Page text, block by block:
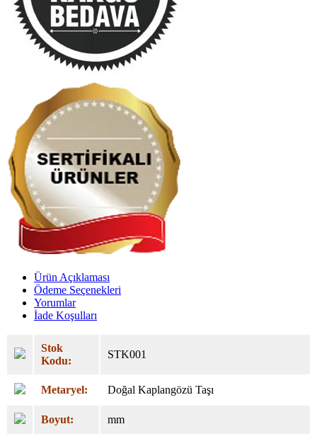
Ürün Açıklaması
Ödeme Seçenekleri
Yorumlar
İade Koşulları
Stok
Kodu:
STK001
Metaryel: Doğal Kaplangözü Taşı
Boyut: mm